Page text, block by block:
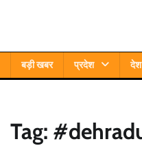
बड़ी खबर प्रदेश देश
Tag: